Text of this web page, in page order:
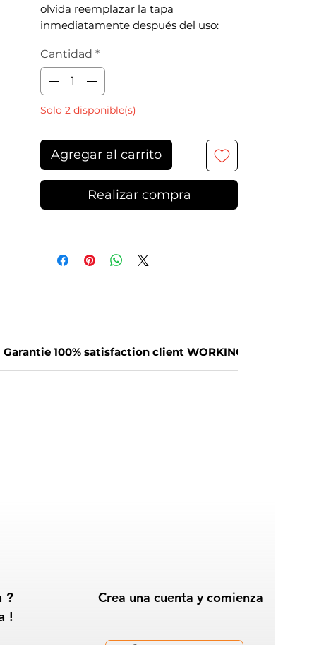
olvida reemplazar la tapa
inmediatamente después del uso:
horas sin secarse. Intensa resistencia
a la luz, en todos los papeles. Cap.
Tinta de pigmentación a base de
agua. Punta biselada. Línea de 2 a 5
una variedad de colores: verde, rosa,
amarillo, naranja, azul, verde.
Cantidad *
Solo 2 disponible(s)
Agregar al carrito
Realizar compra
Garantie 100% satisfaction client WORKING ROLLS™
?
!
Crea una cuenta y comienza